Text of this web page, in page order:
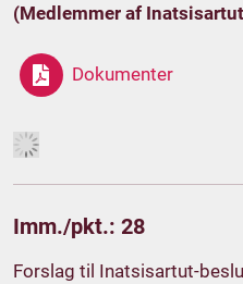
(Medlemmer af
Dokumenter
Imm./pkt.: 28
Forslag til Inatsisartut-